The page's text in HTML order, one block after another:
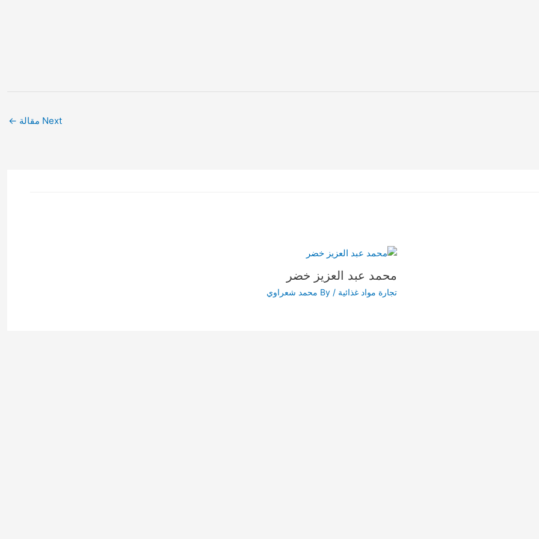
Next مقالة ←
محمد عبد العزيز خضر
تجارة مواد غذائية / By محمد شعراوي